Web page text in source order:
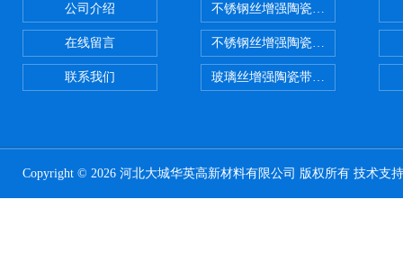
公司介绍
在线留言
联系我们
不锈钢丝增强陶瓷纤维布，陶瓷布
不锈钢丝增强陶瓷纤维布应用范围
玻璃丝增强陶瓷带，硅酸铝纤维
Copyright © 2026 河北大城华英高新材料有限公司 版权所有 技术支